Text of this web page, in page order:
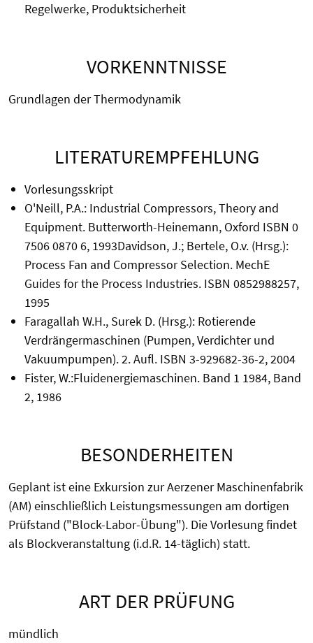
Regelwerke, Produktsicherheit
VORKENNTNISSE
Grundlagen der Thermodynamik
LITERATUREMPFEHLUNG
Vorlesungsskript
O'Neill, P.A.: Industrial Compressors, Theory and
Equipment. Butterworth-Heinemann, Oxford ISBN 0
7506 0870 6, 1993Davidson, J.; Bertele, O.v. (Hrsg.):
Process Fan and Compressor Selection. MechE
Guides for the Process Industries. ISBN 0852988257,
1995
Faragallah W.H., Surek D. (Hrsg.): Rotierende
Verdrängermaschinen (Pumpen, Verdichter und
Vakuumpumpen). 2. Aufl. ISBN 3-929682-36-2, 2004
Fister, W.:Fluidenergiemaschinen. Band 1 1984, Band
2, 1986
BESONDERHEITEN
Geplant ist eine Exkursion zur Aerzener Maschinenfabrik
(AM) einschließlich Leistungsmessungen am dortigen
Prüfstand ("Block-Labor-Übung"). Die Vorlesung findet
als Blockveranstaltung (i.d.R. 14-täglich) statt.
ART DER PRÜFUNG
mündlich